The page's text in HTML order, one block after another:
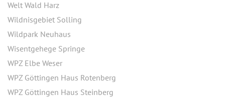
Welt Wald Harz
Wildnisgebiet Solling
Wildpark Neuhaus
Wisentgehege Springe
WPZ Elbe Weser
WPZ Göttingen Haus Rotenberg
WPZ Göttingen Haus Steinberg